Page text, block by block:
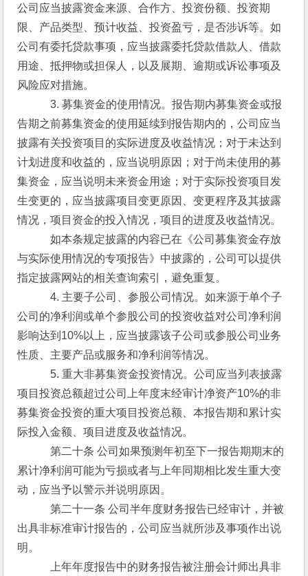
公司应当披露资金来源、合作方、投资份额、投资期
限、产品类型、预计收益、投资盈亏，是否涉诉等。如
公司有委托贷款事项，应当披露委托贷款借款人、借款
用途、抵押物或担保人，以及展期、逾期或诉讼事项及
风险应对措施。
3. 募集资金的使用情况。报告期内募集资金或报
告期之前募集资金的使用延续到报告期内的，公司应当
披露有关投资项目的实际进度及收益情况；对于未达到
计划进度和收益的，应当说明原因；对于尚未使用的募
集资金，应当说明未来资金用途；对于实际投资项目发
生变更的，应当披露项目变更原因、变更程序及其披露
情况，项目资金的投入情况，项目的进度及收益情况。
如本条规定披露的内容已在《公司募集资金存放
与实际使用情况的专项报告》中披露的，公司可以提供
指定披露网站的相关查询索引，避免重复。
4. 主要子公司、参股公司情况。如来源于单个子
公司的净利润或单个参股公司的投资收益对公司净利润
影响达到10%以上，应当披露该子公司或参股公司业务
性质、主要产品或服务和净利润等情况。
5. 重大非募集资金投资情况。公司应当列表披露
项目投资总额超过公司上年度末经审计净资产10%的非
募集资金投资的重大项目投资总额、本报告期和累计实
际投入金额、项目进度及收益情况。
第二十条 公司如果预测年初至下一报告期期末的
累计净利润可能为亏损或者与上年同期相比发生重大变
动，应当予以警示并说明原因。
第二十一条 公司半年度财务报告已经审计，并被
出具非标准审计报告的，公司应当就所涉及事项作出说
明。
上年年度报告中的财务报告被注册会计师出具非